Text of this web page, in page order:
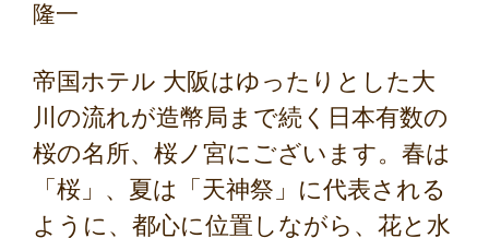
隆一
帝国ホテル 大阪はゆったりとした大
川の流れが造幣局まで続く日本有数の
桜の名所、桜ノ宮にございます。春は
「桜」、夏は「天神祭」に代表される
ように、都心に位置しながら、花と水